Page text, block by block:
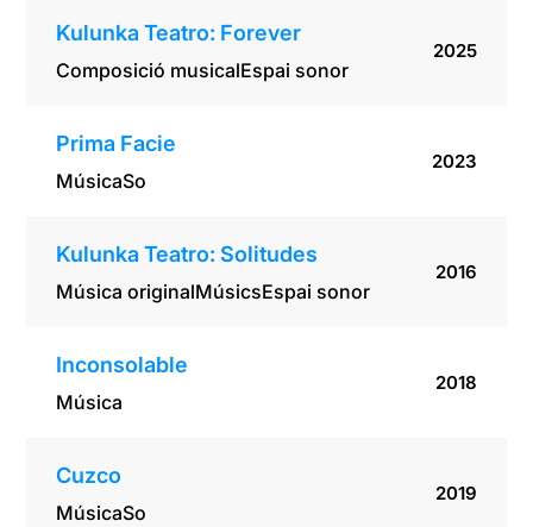
Kulunka Teatro: Forever
Composició musicalEspai sonor
2025
Prima Facie
MúsicaSo
2023
Kulunka Teatro: Solitudes
Música originalMúsicsEspai sonor
2016
Inconsolable
Música
2018
Cuzco
MúsicaSo
2019